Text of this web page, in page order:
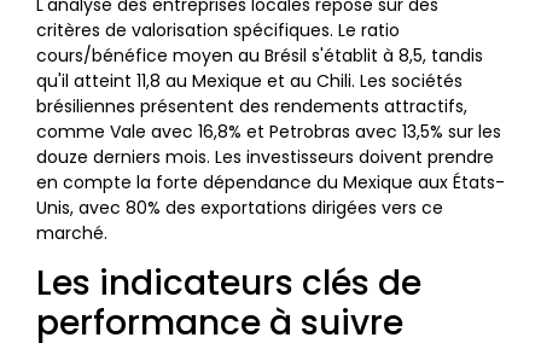
critères de valorisation spécifiques. Le ratio
cours/bénéfice moyen au Brésil s'établit à 8,5, tandis
qu'il atteint 11,8 au Mexique et au Chili. Les sociétés
brésiliennes présentent des rendements attractifs,
comme Vale avec 16,8% et Petrobras avec 13,5% sur les
douze derniers mois. Les investisseurs doivent prendre
en compte la forte dépendance du Mexique aux États-
Unis, avec 80% des exportations dirigées vers ce
marché.
Les indicateurs clés de
performance à suivre